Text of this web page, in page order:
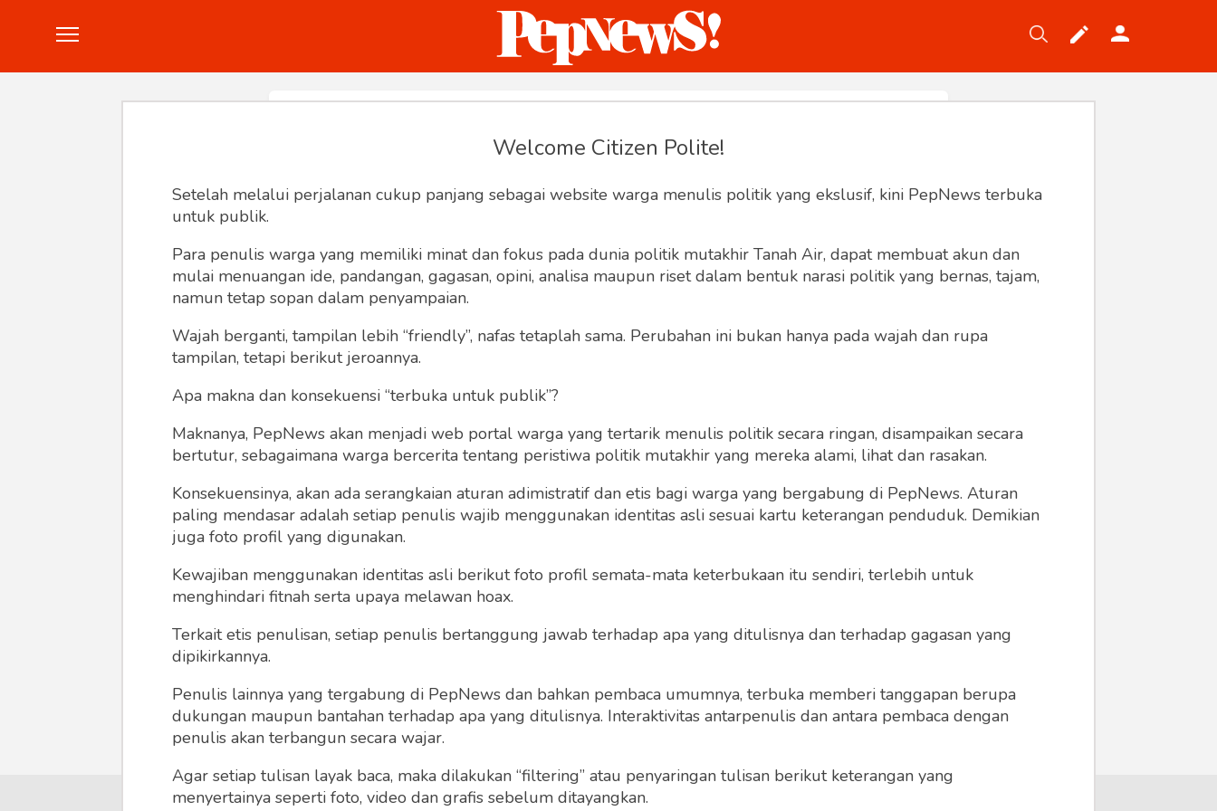
Politik Konstitusi Hankam Internasional Bisnis Humaniora Sketsa Tekno Gaya Wisata Wanita
Join Pepnews
Saya setuju denganterm dan kondisi
Welcome Citizen Polite!
Setelah melalui perjalanan cukup panjang sebagai website warga menulis politik yang ekslusif, kini PepNews terbuka
untuk publik.
Para penulis warga yang memiliki minat dan fokus pada dunia politik mutakhir Tanah Air, dapat membuat akun dan
mulai menuangan ide, pandangan, gagasan, opini, analisa maupun riset dalam bentuk narasi politik yang bernas, tajam,
namun tetap sopan dalam penyampaian.
Wajah berganti, tampilan lebih “friendly”, nafas tetaplah sama. Perubahan ini bukan hanya pada wajah dan rupa
tampilan, tetapi berikut jeroannya.
Apa makna dan konsekuensi “terbuka untuk publik”?
Maknanya, PepNews akan menjadi web portal warga yang tertarik menulis politik secara ringan, disampaikan secara
bertutur, sebagaimana warga bercerita tentang peristiwa politik mutakhir yang mereka alami, lihat dan rasakan.
Konsekuensinya, akan ada serangkaian aturan adimistratif dan etis bagi warga yang bergabung di PepNews. Aturan
paling mendasar adalah setiap penulis wajib menggunakan identitas asli sesuai kartu keterangan penduduk. Demikian
juga foto profil yang digunakan.
Kewajiban menggunakan identitas asli berikut foto profil semata-mata keterbukaan itu sendiri, terlebih untuk
menghindari fitnah serta upaya melawan hoax.
Terkait etis penulisan, setiap penulis bertanggung jawab terhadap apa yang ditulisnya dan terhadap gagasan yang
dipikirkannya.
Penulis lainnya yang tergabung di PepNews dan bahkan pembaca umumnya, terbuka memberi tanggapan berupa
dukungan maupun bantahan terhadap apa yang ditulisnya. Interaktivitas antarpenulis dan antara pembaca dengan
penulis akan terbangun secara wajar.
Agar setiap tulisan layak baca, maka dilakukan “filtering” atau penyaringan tulisan berikut keterangan yang
menyertainya seperti foto, video dan grafis sebelum ditayangkan.